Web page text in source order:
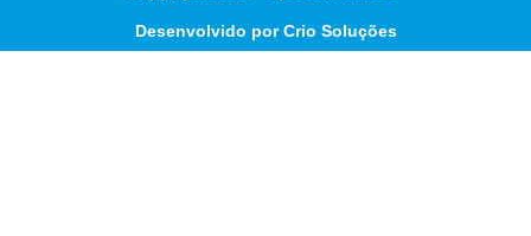
Desenvolvido por Crio Soluções